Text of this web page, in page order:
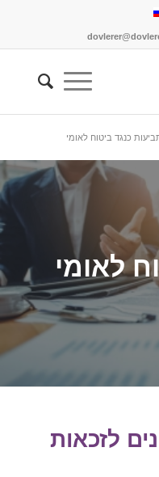
כנגד ביטוח לאומי
לאומי
לזכאות